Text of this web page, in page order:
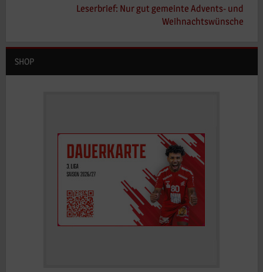
Leserbrief: Nur gut gemeinte Advents- und
Weihnachtswünsche
SHOP